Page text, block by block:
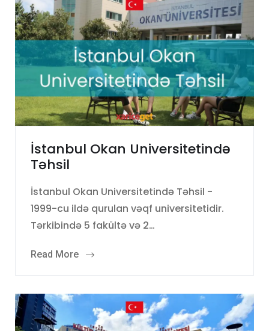
İstanbul Okan Universitetində
Təhsil
İstanbul Okan Universitetində Təhsil -
1999-cu ildə qurulan vəqf universitetidir.
Tərkibində 5 fakültə və 2…
Read More